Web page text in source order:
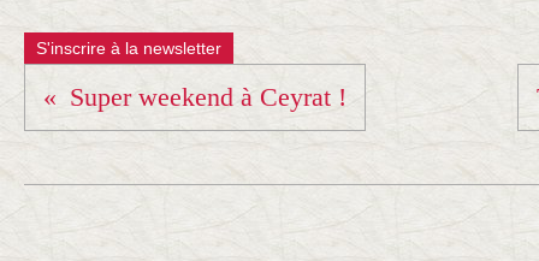
S'inscrire à la newsletter
Super weekend à Ceyrat !